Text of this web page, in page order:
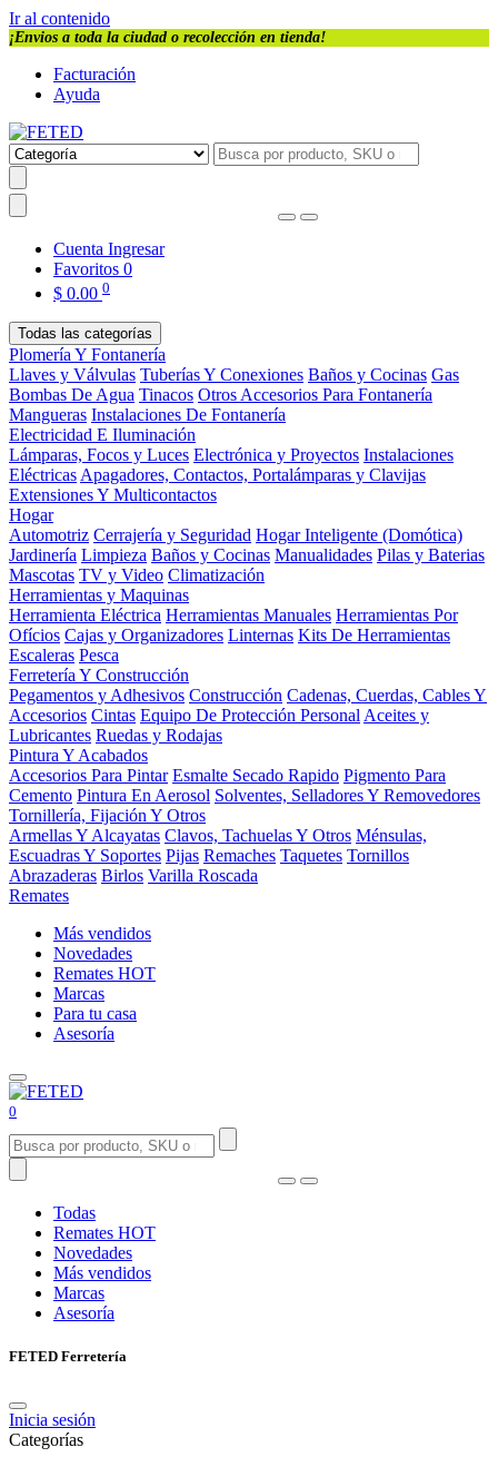
Ir al contenido
¡Envios a toda la ciudad o recolección en tienda!
Facturación
Ayuda
Cuenta Ingresar
Favoritos 0
$ 0.00 0
Todas las categorías
Plomería Y Fontanería
Llaves y Válvulas Tuberías Y Conexiones Baños y Cocinas Gas
Bombas De Agua Tinacos Otros Accesorios Para Fontanería
Mangueras Instalaciones De Fontanería
Electricidad E Iluminación
Lámparas, Focos y Luces Electrónica y Proyectos Instalaciones
Eléctricas Apagadores, Contactos, Portalámparas y Clavijas
Extensiones Y Multicontactos
Hogar
Automotriz Cerrajería y Seguridad Hogar Inteligente (Domótica)
Jardinería Limpieza Baños y Cocinas Manualidades Pilas y Baterias
Mascotas TV y Video Climatización
Herramientas y Maquinas
Herramienta Eléctrica Herramientas Manuales Herramientas Por
Ofícios Cajas y Organizadores Linternas Kits De Herramientas
Escaleras Pesca
Ferretería Y Construcción
Pegamentos y Adhesivos Construcción Cadenas, Cuerdas, Cables Y
Accesorios Cintas Equipo De Protección Personal Aceites y
Lubricantes Ruedas y Rodajas
Pintura Y Acabados
Accesorios Para Pintar Esmalte Secado Rapido Pigmento Para
Cemento Pintura En Aerosol Solventes, Selladores Y Removedores
Tornillería, Fijación Y Otros
Armellas Y Alcayatas Clavos, Tachuelas Y Otros Ménsulas,
Escuadras Y Soportes Pijas Remaches Taquetes Tornillos
Abrazaderas Birlos Varilla Roscada
Remates
Más vendidos
Novedades
Remates HOT
Marcas
Para tu casa
Asesoría
0
Todas
Remates HOT
Novedades
Más vendidos
Marcas
Asesoría
FETED Ferretería
Inicia sesión
Categorías